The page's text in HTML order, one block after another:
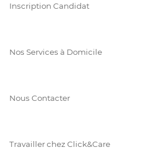
Inscription Candidat
Nos Services à Domicile
Nous Contacter
Travailler chez Click&Care